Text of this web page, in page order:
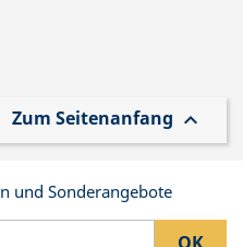
Zum Seitenanfang 
und Sonderangebote